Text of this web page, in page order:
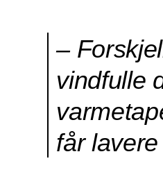
–
vindfulle
får